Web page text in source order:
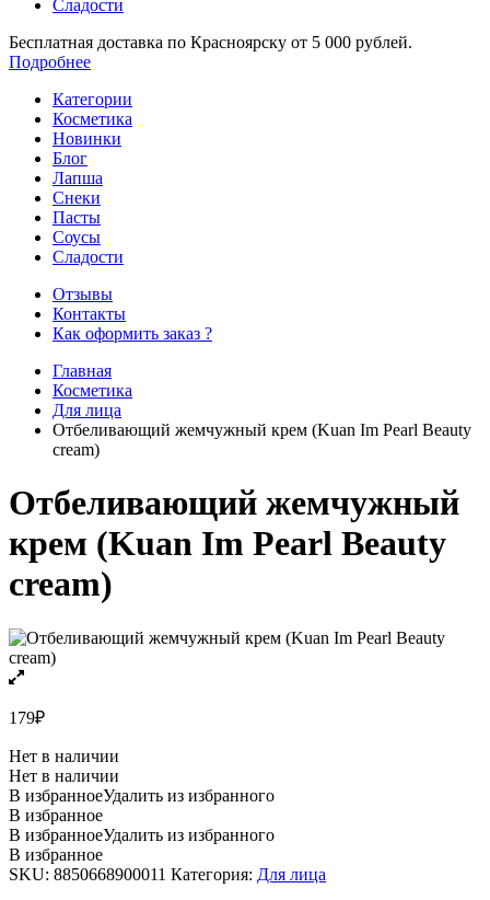
Сладости
Бесплатная доставка по Красноярску от 5 000 рублей.
Подробнее
Категории
Косметика
Новинки
Блог
Лапша
Снеки
Пасты
Соусы
Сладости
Отзывы
Контакты
Как оформить заказ ?
Главная
Косметика
Для лица
Отбеливающий жемчужный крем (Kuan Im Pearl Beauty
cream)
Отбеливающий жемчужный
крем (Kuan Im Pearl Beauty
cream)
179₽
Нет в наличии
Нет в наличии
В избранноеУдалить из избранного
В избранное
В избранноеУдалить из избранного
В избранное
SKU: 8850668900011 Категория: Для лица